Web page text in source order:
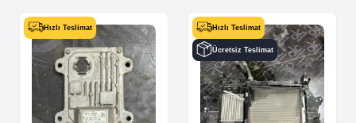
Hızlı Teslimat Hızlı Teslimat
Ücretsiz Teslimat